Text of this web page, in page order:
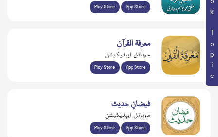
Book Topic
Play Store App Store
معرفۃ القرآن
موبائل ایپلیکیشن
Play Store App Store
فیضانِ حدیث
موبائل ایپلیکیشن
Play Store App Store